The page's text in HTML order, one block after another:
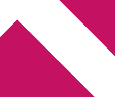
Min tv-blogg
Bokbloggsjerka 20 – 23
20 – 23 maj